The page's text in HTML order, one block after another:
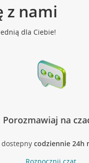
z nami
dla Ciebie!
Porozmawiaj na
dostepnycodziennie 24h